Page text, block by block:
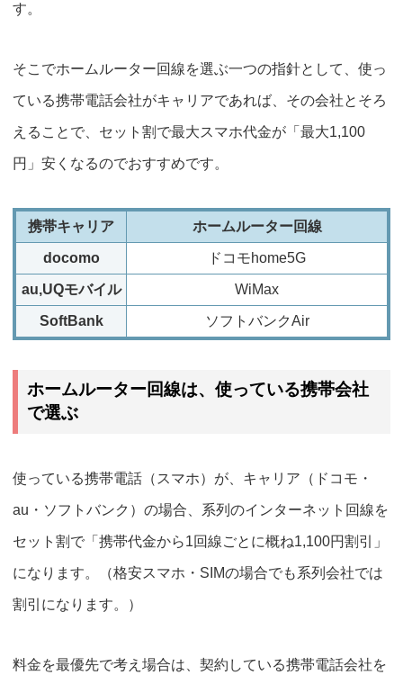
す。
そこでホームルーター回線を選ぶ一つの指針として、使っ
ている携帯電話会社がキャリアであれば、その会社とそろ
えることで、 セット割で最大スマホ代金が「最大1,100
円」安くなるのでおすすめです。
携帯キャリア ホームルーター回線
docomo ドコモhome5G
au,UQモバイル WiMax
SoftBank ソフトバンクAir
ホームルーター回線は、使っている携帯会社
で選ぶ
使っている携帯電話（スマホ）が、キャリア（ドコモ・
au・ソフトバンク）の場合、系列のインターネット回線を
セット割で 「携帯代金から1回線ごとに概ね1,100円割引」
になります。（格安スマホ・SIMの場合でも系列会社では
割引になります。）
料金を最優先で考え場合は、契約している携帯電話会社を